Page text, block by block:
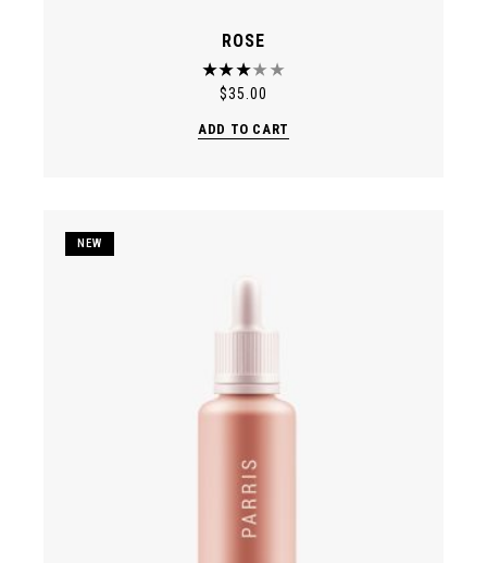
ROSE
$35.00
ADD TO CART
NEW